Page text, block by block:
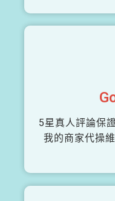
5星真人評論保
我的商家代操